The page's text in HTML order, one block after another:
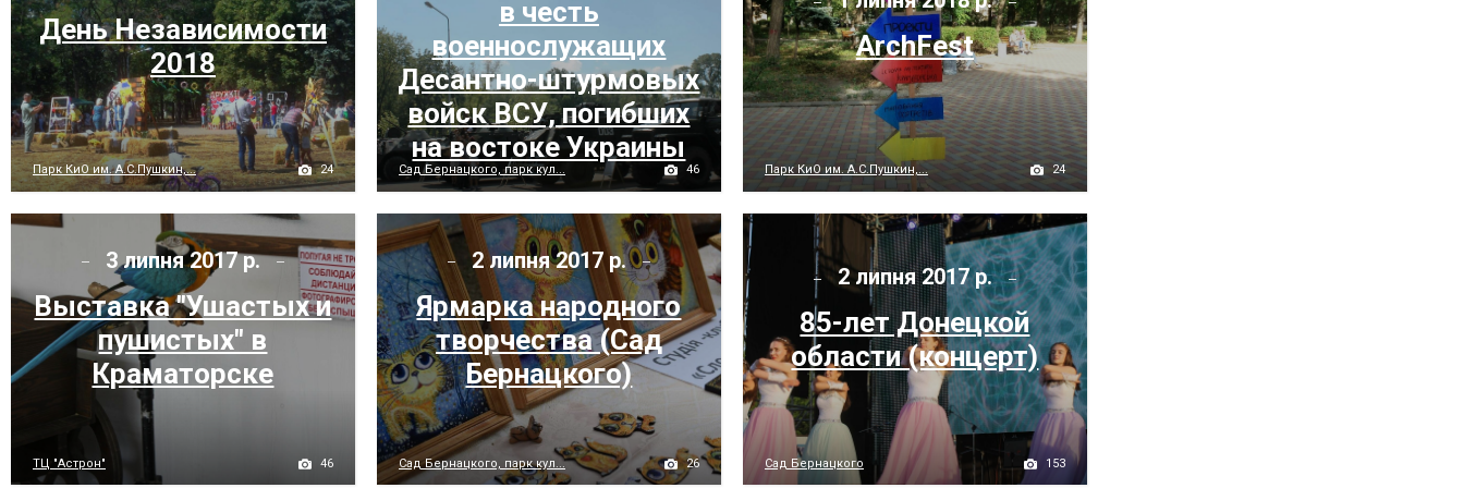
День Независимости
2018
Парк КиО им. А.С.Пушкин,... 24
в честь
военнослужащих
Десантно-штурмовых
войск ВСУ, погибших
на востоке Украины
Сад Бернацкого, парк кул... 46
ArchFest
Парк КиО им. А.С.Пушкин,... 24
3 липня 2017 р.
Выставка "Ушастых и
пушистых" в
Краматорске
ТЦ "Астрон" 46
2 липня 2017 р.
Ярмарка народного
творчества (Сад
Бернацкого)
Сад Бернацкого, парк кул... 26
2 липня 2017 р.
85-лет Донецкой
области (концерт)
Сад Бернацкого 153